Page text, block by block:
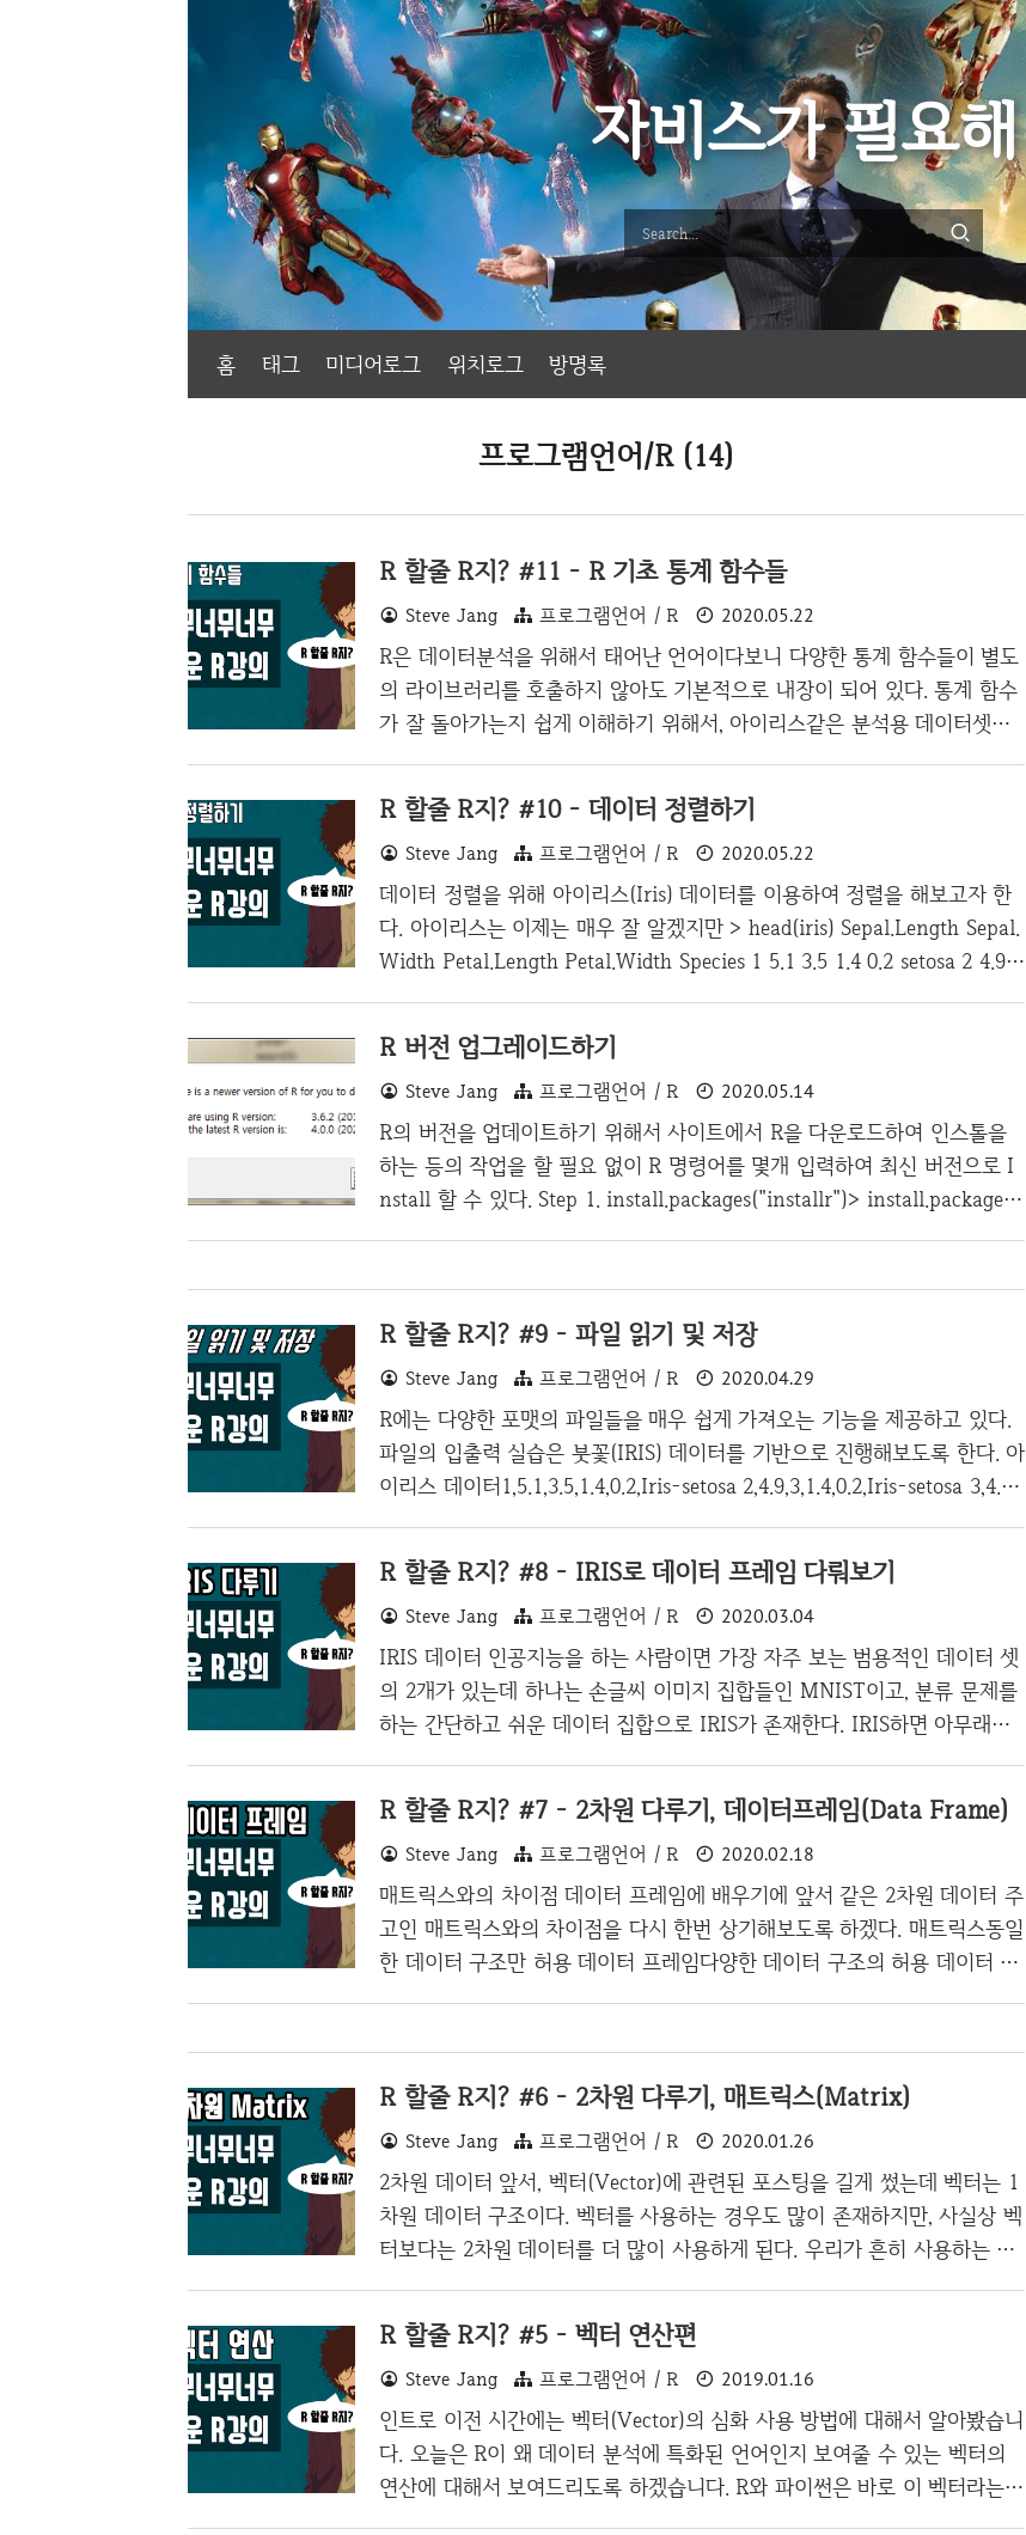
자비스가 필요해
홈 태그 미디어로그 위치로그 방명록
프로그램언어/R (14)
R 할줄 R지? #11 - R 기초 통계 함수들
Steve Jang 프로그램언어 / R 2020.05.22
R은 데이터분석을 위해서 태어난 언어이다보니 다양한 통계 함수들이 별도
의 라이브러리를 호출하지 않아도 기본적으로 내장이 되어 있다. 통계 함수
가 잘 돌아가는지 쉽게 이해하기 위해서, 아이리스같은 분석용 데이터셋을
터 > korean sum(korean) [1] 1530 모든 벡터를 더한다. 평균(mean) > m
ean(korean) [1] 153 모든 벡터를 더한 수 벡터 수로 나눈 값이다. 중앙값,
중위수(median) > median(korean) [1] 67.5 중앙값과 평균의 차이를 설명
하기 위해서 1000이라는 값을 넣어봤는데 중앙값은 평균이 아니라 값을 정
렬했을 때 중앙에 위치하는 값이 어딘지를 뜻한다. > sort(kore..
R 할줄 R지? #10 - 데이터 정렬하기
Steve Jang 프로그램언어 / R 2020.05.22
데이터 정렬을 위해 아이리스(Iris) 데이터를 이용하여 정렬을 해보고자 한
다. 아이리스는 이제는 매우 잘 알겠지만 > head(iris) Sepal.Length Sepal.
Width Petal.Length Petal.Width Species 1 5.1 3.5 1.4 0.2 setosa 2 4.9
3.6 1.4 0.2 setosa 6 5.4 3.9 1.7 0.4 setosa 이와같이 꽃받침(Sepal)과 꽃잎
(Petal)의 넓이, 길이로 구성이 되어 있다. 정렬 실습을 위해서 "Sepal.Lengt
h" 즉, 꽃받침 길이만 가지고 정렬을 해보고자 한다. 오름차순하기 오름차
순..
R 버전 업그레이드하기
Steve Jang 프로그램언어 / R 2020.05.14
R의 버전을 업데이트하기 위해서 사이트에서 R을 다운로드하여 인스톨을
하는 등의 작업을 할 필요 없이 R 명령어를 몇개 입력하여 최신 버전으로 I
nstall 할 수 있다. Step 1. install.packages("installr")> install.packages
rsion of Rtools before proceeding: https://cran.rstudio.com/bin/windo
ws/Rtools/ Installing package into ‘C:/U..
R 할줄 R지? #9 - 파일 읽기 및 저장
Steve Jang 프로그램언어 / R 2020.04.29
R에는 다양한 포맷의 파일들을 매우 쉽게 가져오는 기능을 제공하고 있다.
파일의 입출력 실습은 붓꽃(IRIS) 데이터를 기반으로 진행해보도록 한다. 아
이리스 데이터1,5.1,3.5,1.4,0.2,Iris-setosa 2,4.9,3,1.4,0.2,Iris-setosa 3,4.7,
sa 6,5.4,3.9,1.7,0.4,Iris-setosa 7,4.6,3.4,1.4,0.3,Iris-setosa 8,5,3.4,1.5,0.2,I
ris-setosa 9,4.4,2.9,1.4,0.2,Iris-setosa 10,4.9,3.1,1.5,0.1,Iris-setosa 11,5.
4,3.7,1..
R 할줄 R지? #8 - IRIS로 데이터 프레임 다뤄보기
Steve Jang 프로그램언어 / R 2020.03.04
IRIS 데이터 인공지능을 하는 사람이면 가장 자주 보는 범용적인 데이터 셋
의 2개가 있는데 하나는 손글씨 이미지 집합들인 MNIST이고, 분류 문제를
하는 간단하고 쉬운 데이터 집합으로 IRIS가 존재한다. IRIS하면 아무래도
는 이 데이터셋은 특정 꽃을 뜻한다. 이 꽃이 아이리스(한글명 붓꽃)이다 IR
IS 데이터는 데이터프레임으로 구성되어 있으며 매우 심플하고, 사이즈가
작기 때문에 알고리즘을 이해하기가 상당히 쉽다. 다만 데이터가 작기 때문
에 딥러닝과 같이 데이터 많을수록 유리한 알고리즘에서는 검증하기가 애매
한 면이 있긴 하다. IRIS 데이터셋 구조 R에서는 IRIS 데이터가 내장이 되어
있어서 별도로 호출을 할 필요가 없다...
R 할줄 R지? #7 - 2차원 다루기, 데이터프레임(Data Frame)
Steve Jang 프로그램언어 / R 2020.02.18
매트릭스와의 차이점 데이터 프레임에 배우기에 앞서 같은 2차원 데이터 주
고인 매트릭스와의 차이점을 다시 한번 상기해보도록 하겠다. 매트릭스동일
한 데이터 구조만 허용 데이터 프레임다양한 데이터 구조의 허용 데이터 프
0 2 고길동 170 70 3 둘리 150 60 4 또치 150 50 위와 같은 숫자, 문자형 등
이 섞여 있는 2차원 데이터 구조가 데이터 프레임이며, 매트릭스는 숫자 혹
은 문자형 등의 한가지 타입으로만 통일되어 있는 차이가 있다. 데이터 프레
numbers numbers[1..
R 할줄 R지? #6 - 2차원 다루기, 매트릭스(Matrix)
Steve Jang 프로그램언어 / R 2020.01.26
2차원 데이터 앞서, 벡터(Vector)에 관련된 포스팅을 길게 썼는데 벡터는 1
차원 데이터 구조이다. 벡터를 사용하는 경우도 많이 존재하지만, 사실상 벡
터보다는 2차원 데이터를 더 많이 사용하게 된다. 우리가 흔히 사용하는 엑
터를 넣는 정도를 제외하면 없다고 봐도 무방할 정도이다. 이번편은 2차원
데이터의 가장 기본적인 매트릭스(Matrix) 명령어를 사용해보고, 다음 포스
팅에는 본격적으로 가장 많이 사용하게 될 데이터 프레임(Data.Frame)에
대해서 포스팅 하고자 한다. Matrix와 Data.Frame의 차이 우선 본격적으
로 매트릭스에 대한 설명에 앞서 매트릭스와 데이터프레임에 대한 차이를
설명한다면, Matrix를 데..
R 할줄 R지? #5 - 벡터 연산편
Steve Jang 프로그램언어 / R 2019.01.16
인트로 이전 시간에는 벡터(Vector)의 심화 사용 방법에 대해서 알아봤습니
다. 오늘은 R이 왜 데이터 분석에 특화된 언어인지 보여줄 수 있는 벡터의
연산에 대해서 보여드리도록 하겠습니다. R와 파이썬은 바로 이 벡터라는